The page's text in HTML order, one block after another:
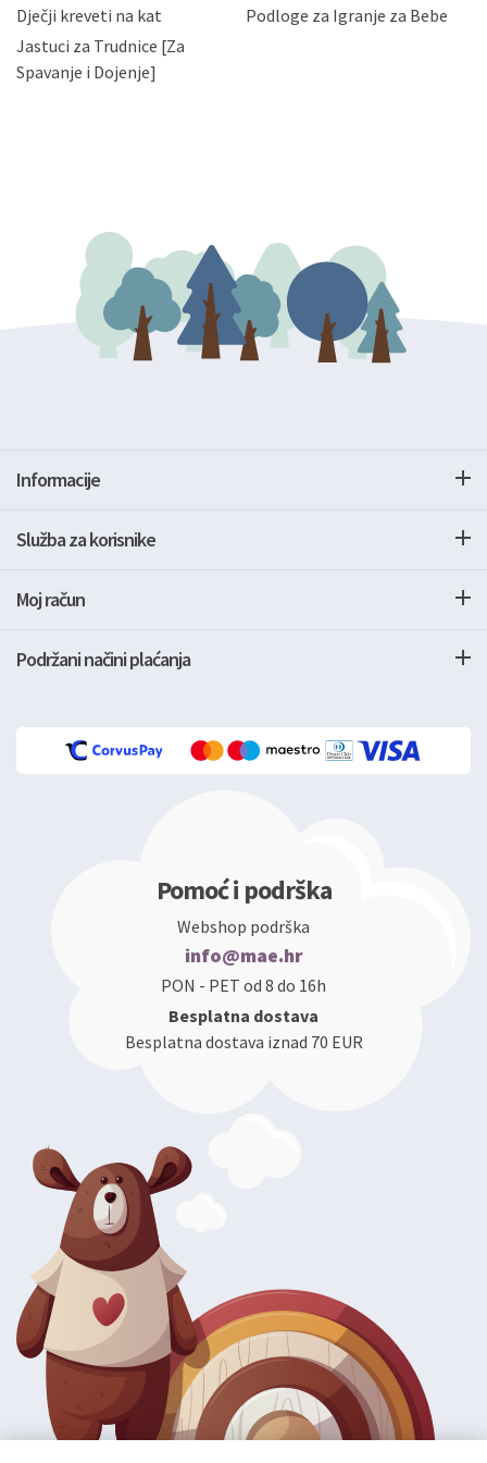
zatražiti prestanak aktivnosti obrade Vaših osobnih
podataka. Opoziv privole možete podnijeti poštom na
gore navedenu adresu ili e-mailom na adresu:
Dječji kreveti na kat
Podloge za Igranje za Bebe
Jastuci za Trudnice [Za
Spavanje i Dojenje]
Informacije
Služba za korisnike
Moj račun
Podržani načini plaćanja
Pomoć i podrška
Webshop podrška
info@mae.hr
PON - PET od 8 do 16h
Besplatna dostava
Besplatna dostava iznad 70 EUR